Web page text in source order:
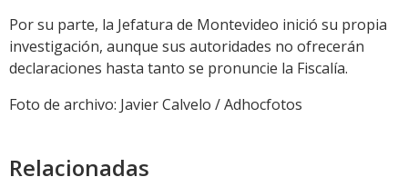
Por su parte, la Jefatura de Montevideo inició su propia
investigación, aunque sus autoridades no ofrecerán
declaraciones hasta tanto se pronuncie la Fiscalía.
Foto de archivo: Javier Calvelo / Adhocfotos
Relacionadas